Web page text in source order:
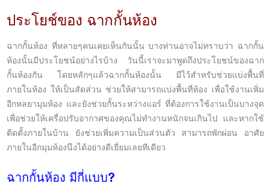
ประโยช์ของ ฉากกั้นห้อง
ฉากกั้นห้อง ที่หลายๆคนเคยเห็นกันนั้น บางท่านอาจไม่ทราบว่า ฉากกั้น
ห้องนั้นมีประโยชน์อย่างไรบ้าง วันนี้เราจะมาพูดถึงประโยชน์ของฉาก
กั้นห้องกัน โดยหลักๆแล้วฉากกั้นห้องนั้น มีไว้สำหรับช่วยแบ่งพื้นที่
ภายในห้อง ให้เป็นสัดส่วน ช่วยให้สามารถแบ่งพื้นที่ห้อง เพื่อใช้งานเพิ่ม
อีกหลยามุมห้อง และยังช่วยกั้นระหว่างแอร์ ที่ต้องการใช้งานเป็นบางจุด
เพื่อช่วยให้เครื่อปรับอากาศของคุณไม่ทำงานหนักจนเกินไป และหากใช้
ติดตั้งภายในบ้าน ยังช่วยเพิ่มความเป็นส่วนตัว สามารถพักผ่อน อาศัย
ภายในอีกมุมห้องนึงได้อย่างดีเยี่ยมเลยทีเดียว
ฉากกั้นห้อง มีกี่แบบ?